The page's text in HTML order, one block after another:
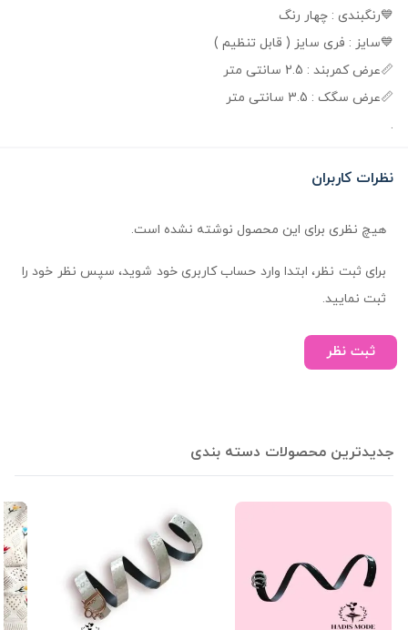
💙رنگبندی : چهار رنگ
💙سایز : فری سایز ( قابل تنظیم )
📏عرض کمربند : 2.5 سانتی متر
📏عرض سگک : 3.5 سانتی متر
.
نظرات کاربران
هیچ نظری برای این محصول نوشته نشده است.
برای ثبت نظر، ابتدا وارد حساب کاربری خود شوید، سپس نظر خود را
ثبت نمایید.
ثبت نظر
جدیدترین محصولات دسته بندی